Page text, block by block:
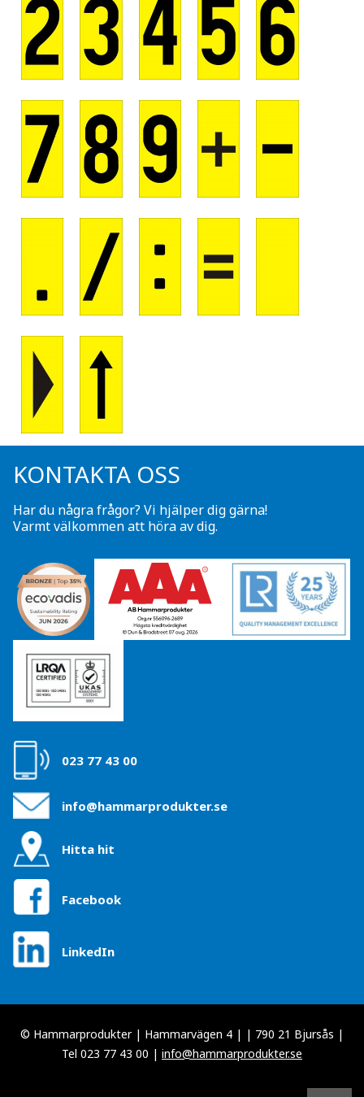
KONTAKTA OSS
Har du några frågor? Vi hjälper dig gärna!
Varmt välkommen att höra av dig.
023 77 43 00
info@hammarprodukter.se
Hitta hit
Facebook
LinkedIn
© Hammarprodukter | Hammarvägen 4 | | 790 21 Bjursås |
Tel 023 77 43 00 | info@hammarprodukter.se